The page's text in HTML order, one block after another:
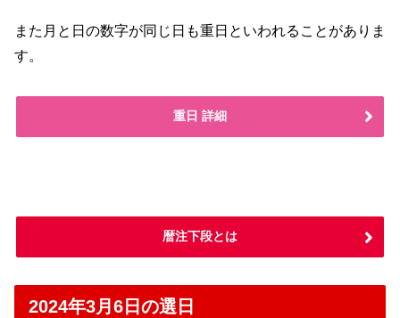
また月と日の数字が同じ日も重日といわれることがありま
す。
重日 詳細
暦注下段とは
2024年3月6日の選日